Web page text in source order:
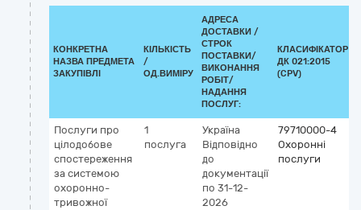
КОНКРЕТНА
НАЗВА ПРЕДМЕТА
ЗАКУПІВЛІ
КІЛЬКІСТЬ
/
ОД.ВИМІРУ
АДРЕСА
ДОСТАВКИ /
СТРОК
ПОСТАВКИ/
ВИКОНАННЯ
РОБІТ/
НАДАННЯ
ПОСЛУГ:
КЛАСИФІКАТОР
ДК 021:2015
(CPV)
Послуги про
цілодобове
спостереження
за системою
охоронно-
тривожної
1
послуга
Україна
Відповідно
до
документації
по 31-12-
2026
79710000-4
Охоронні
послуги